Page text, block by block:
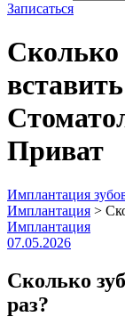
Записаться
Сколько
Приват
Имплантация
Имплантация >
Имплантация
07.05.2026
Сколько
раз?